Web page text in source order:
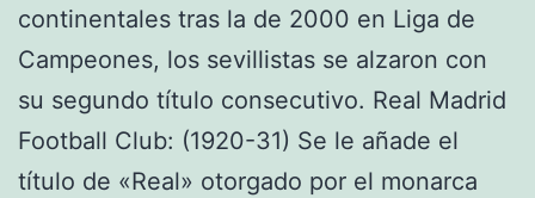
continentales tras la de 2000 en Liga de
Campeones, los sevillistas se alzaron con
su segundo título consecutivo. Real Madrid
Football Club: (1920-31) Se le añade el
título de «Real» otorgado por el monarca